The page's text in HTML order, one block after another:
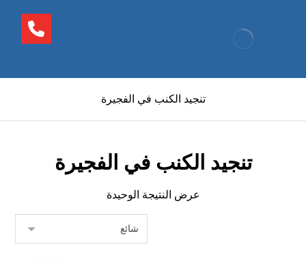
تنجيد الكنب في الفجيرة
تنجيد الكنب في الفجيرة
عرض النتيجة الوحيدة